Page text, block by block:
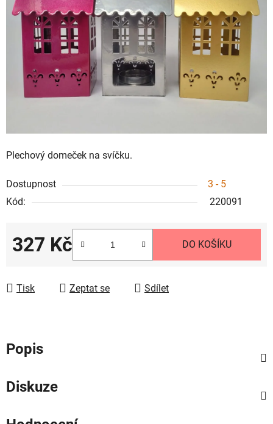
Plechový domeček na svíčku.
Dostupnost
3 - 5
Kód:
220091
327 Kč DO KOŠÍKU
Tisk Zeptat se Sdílet
hvězdiček.
Popis
Diskuze